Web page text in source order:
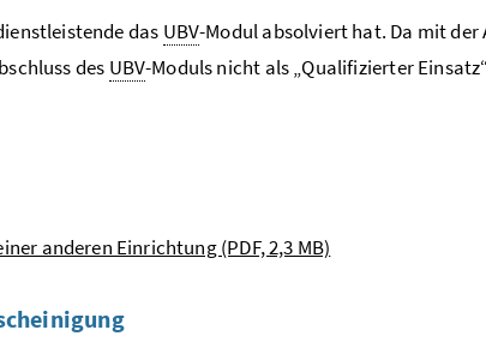
das UBV-Modul absolviert hat. Da mit der
des UBV-Moduls nicht als „Qualifizierter Einsatz“
anderen Einrichtung (PDF, 2,3 MB)